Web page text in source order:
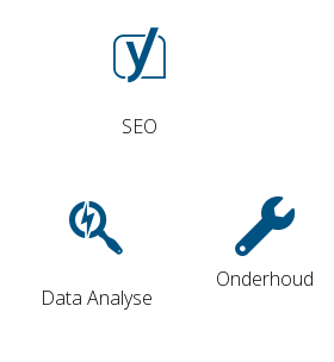
SEO
Data Analyse
Onderhoud